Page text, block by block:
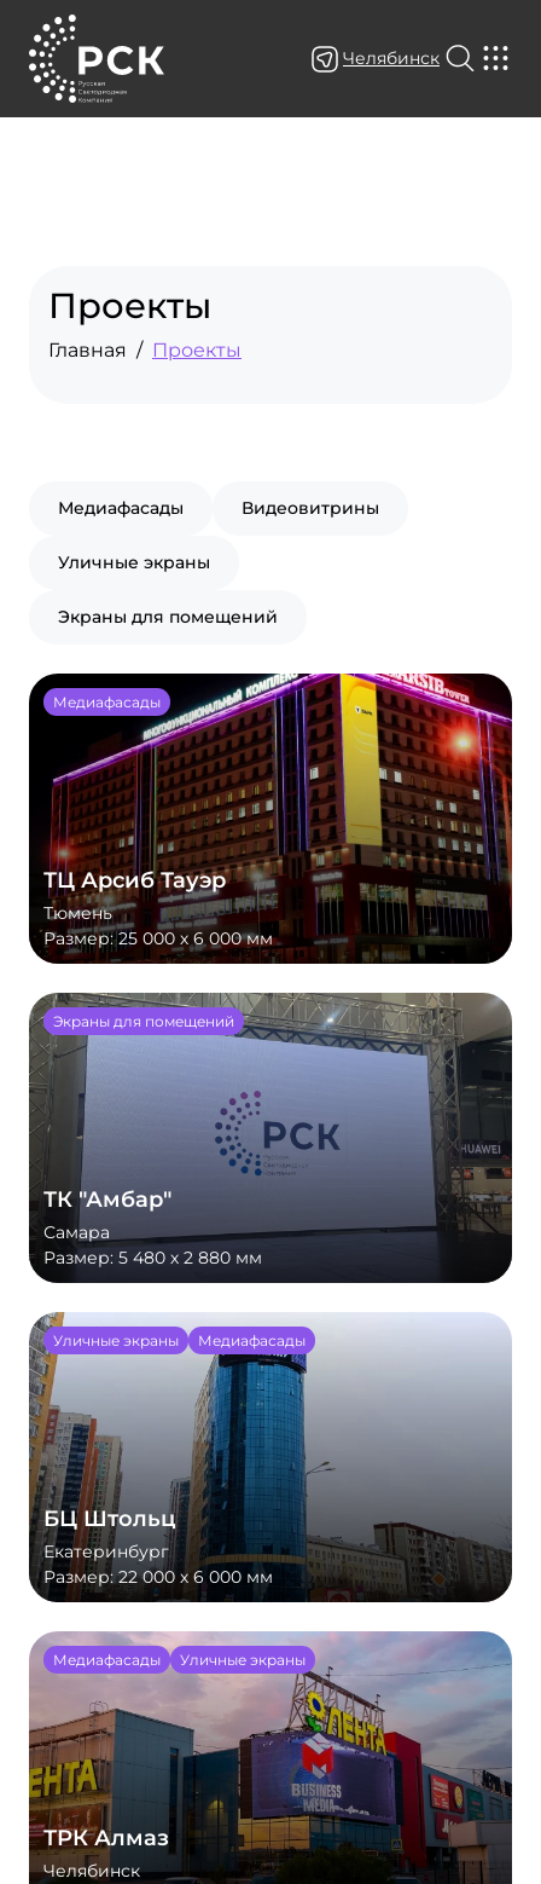
Челябинск
Проекты
Главная Проекты
Медиафасады Видеовитрины
Уличные экраны
Экраны для помещений
Медиафасады
ТЦ Арсиб Тауэр
Тюмень
Размер:25 000 х 6 000 мм
Экраны для помещений
ТК "Амбар"
Самара
Размер: 5 480 х 2 880 мм
Уличные экраны Медиафасады
БЦ Штольц
Екатеринбург
Размер:22 000 х 6 000 мм
Медиафасады Уличные экраны
ТРК Алмаз
Челябинск